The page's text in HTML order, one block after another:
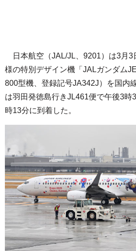
日本航空（JAL/JL、9201）は3月3
様の特別デザイン機「JALガンダム
800型機、登録記号JA342J）を国内
は羽田発徳島行きJL461便で午後3時
時13分に到着した。